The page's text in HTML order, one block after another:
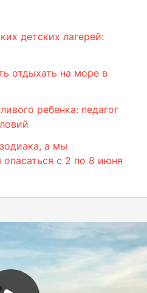
детских лагерей:
отдыхать на море в
ребенка: педагог
а мы
с 2 по 8 июня